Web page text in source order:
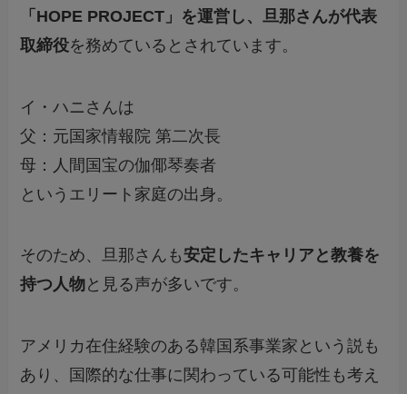
「HOPE PROJECT」を運営し、旦那さんが代表
取締役を務めているとされています。
イ・ハニさんは
父：元国家情報院 第二次長
母：人間国宝の伽倻琴奏者
というエリート家庭の出身。
そのため、旦那さんも安定したキャリアと教養を
持つ人物と見る声が多いです。
アメリカ在住経験のある韓国系事業家という説も
あり、国際的な仕事に関わっている可能性も考え